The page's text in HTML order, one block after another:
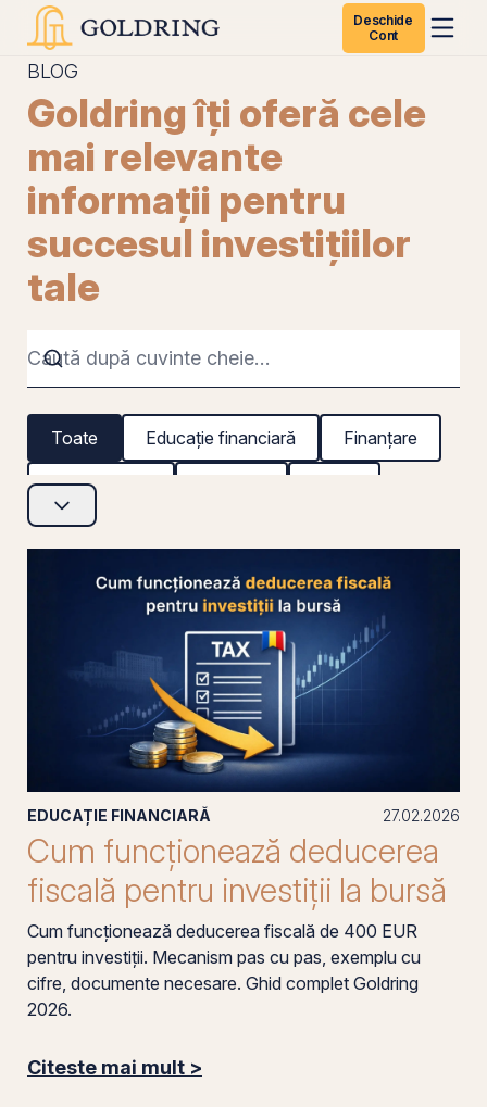
Deschide
Cont
BLOG
Goldring îți oferă cele
mai relevante
informații pentru
succesul investițiilor
tale
Toate Educație financiară Finanțare
Titluri de stat
EDUCAȚIE FINANCIARĂ 27.02.2026
Cum funcționează deducerea
fiscală pentru investiții la bursă
Cum funcționează deducerea fiscală de 400 EUR
pentru investiții. Mecanism pas cu pas, exemplu cu
cifre, documente necesare. Ghid complet Goldring
2026.
Citeste mai mult >